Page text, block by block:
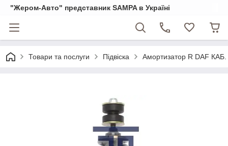
"Жером-Авто" представник SAMPA в Україні
Товари та послуги Підвіска Амортизатор R DAF